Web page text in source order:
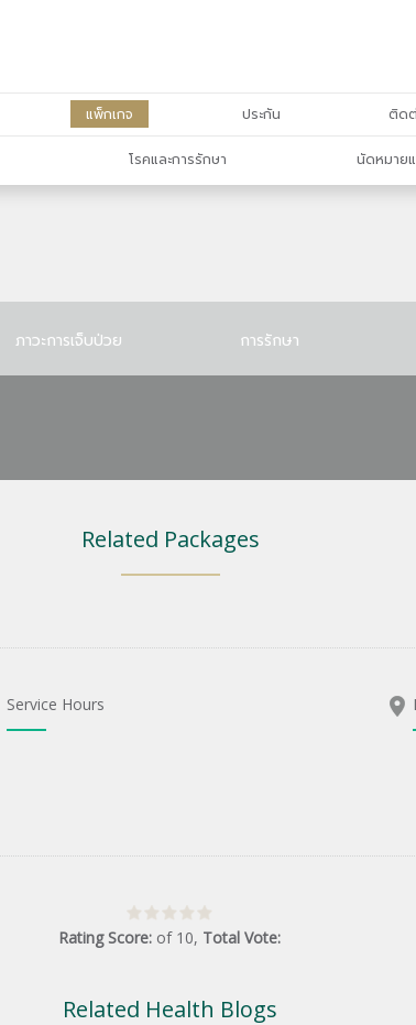
แพ็กเกจ ประกัน ติดต่
โรคและการรักษา นัดหมาย
ภาวะการเจ็บป่วย การรักษา
Related Packages
Service Hours
Rating Score: of 10, Total Vote:
Related Health Blogs